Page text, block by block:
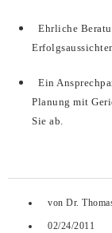
Ehrliche
Ein
Planung mit
Sie ab.
von Dr.
02/24/2011